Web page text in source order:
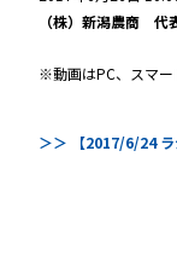
（株）新潟農商
※動画はPC、スマー
＞＞ 【2017/6/24 ラ